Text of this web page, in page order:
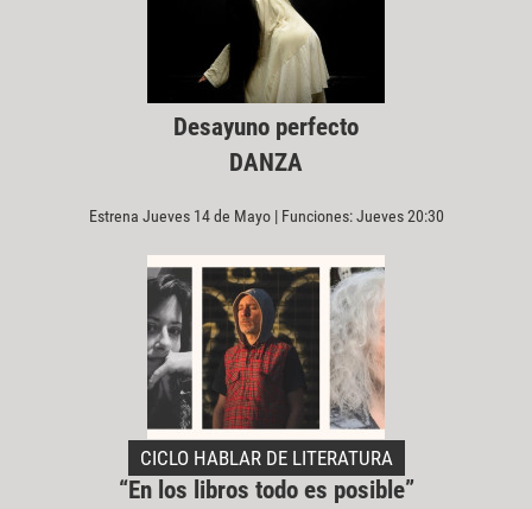
Desayuno perfecto
DANZA
Estrena Jueves 14 de Mayo | Funciones: Jueves 20:30
CICLO HABLAR DE LITERATURA
“En los libros todo es posible”